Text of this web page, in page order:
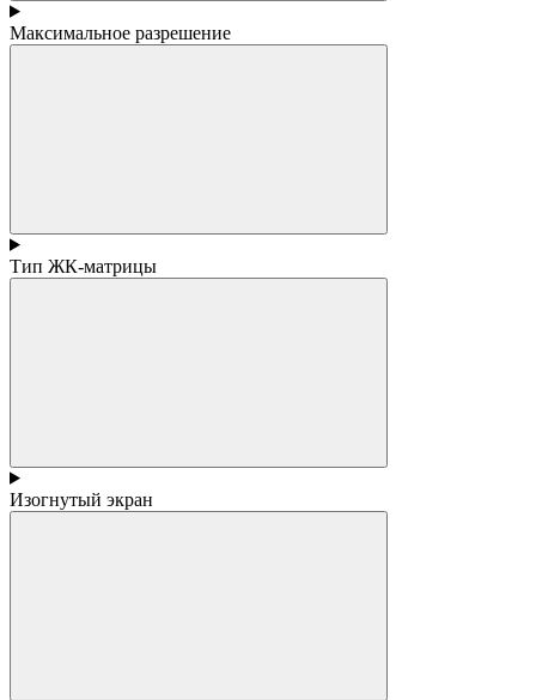
Максимальное разрешение
Тип ЖК-матрицы
Изогнутый экран